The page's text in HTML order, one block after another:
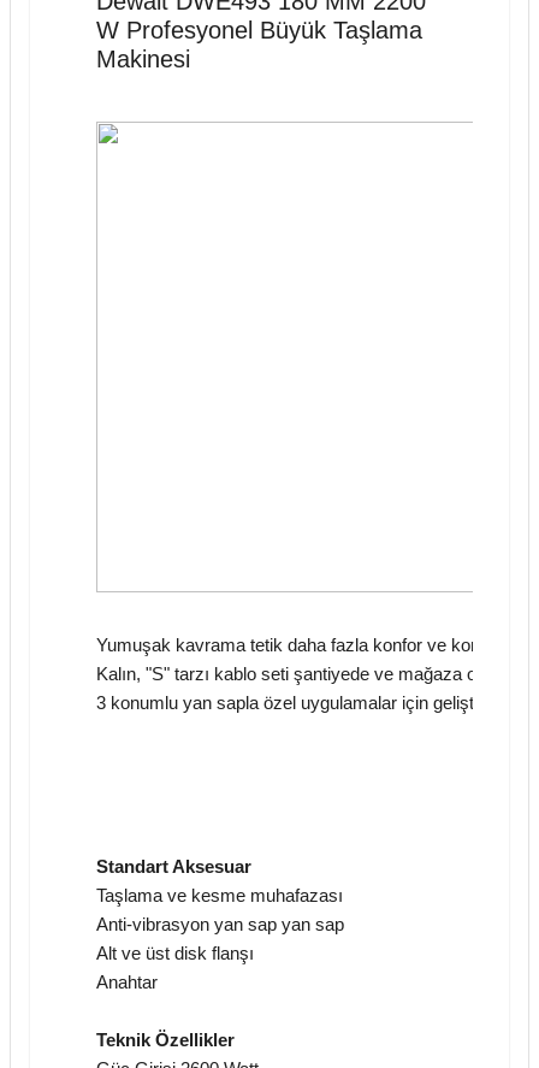
W Profesyonel Büyük Taşlama
Makinesi
Yumuşak kavrama tetik daha fazla konfor ve kontrol
Kalın, "S" tarzı kablo seti şantiyede ve mağaza
3 konumlu yan sapla özel uygulamalar için geliştirilmiş
Standart Aksesuar
Taşlama ve kesme muhafazası
Anti-vibrasyon yan sap yan sap
Alt ve üst disk flanşı
Anahtar
Teknik Özellikler